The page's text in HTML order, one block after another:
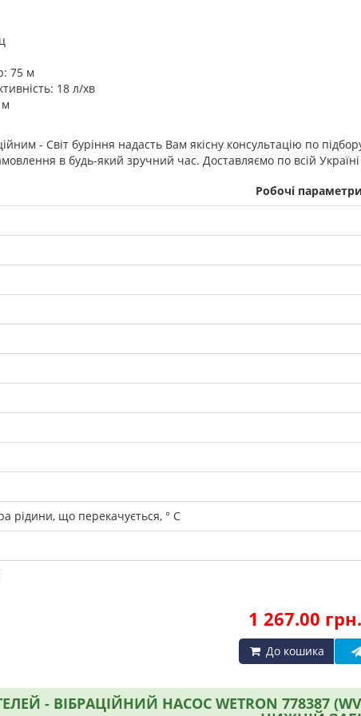
75 м
18 л/хв
- Світ буріння надасть Вам якісну консультацію по
в будь-який зручний час. Доставляємо по всій
Робочі параметри
рідини, що перекачується, ° C
1 267.00 грн.
До кошика
- ВІБРАЦІЙНИЙ НАСОС WETRON 778387